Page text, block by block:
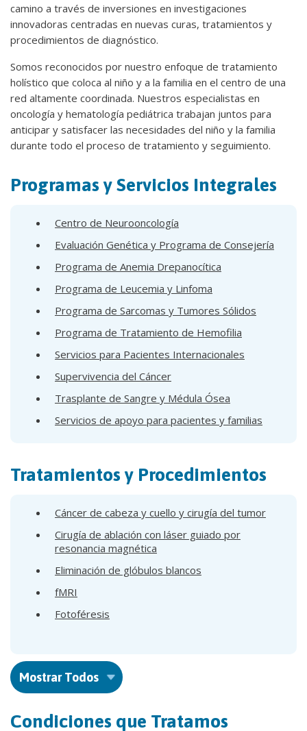
camino a través de inversiones en investigaciones
innovadoras centradas en nuevas curas, tratamientos y
procedimientos de diagnóstico.
Somos reconocidos por nuestro enfoque de tratamiento
holístico que coloca al niño y a la familia en el centro de una
red altamente coordinada. Nuestros especialistas en
oncología y hematología pediátrica trabajan juntos para
anticipar y satisfacer las necesidades del niño y la familia
durante todo el proceso de tratamiento y seguimiento.
Programas y Servicios Integrales
Centro de Neurooncología
Evaluación Genética y Programa de Consejería
Programa de Anemia Drepanocítica
Programa de Leucemia y Linfoma
Programa de Sarcomas y Tumores Sólidos
Programa de Tratamiento de Hemofilia
Servicios para Pacientes Internacionales
Supervivencia del Cáncer
Trasplante de Sangre y Médula Ósea
Servicios de apoyo para pacientes y familias
Tratamientos y Procedimientos
Cáncer de cabeza y cuello y cirugía del tumor
Cirugía de ablación con láser guiado por
resonancia magnética
Eliminación de glóbulos blancos
fMRI
Fotoféresis
Mostrar Todos
Condiciones que Tratamos